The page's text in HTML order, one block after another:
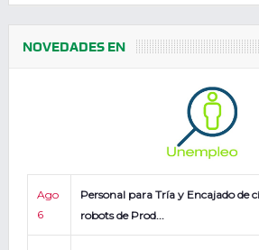
NOVEDADES EN
Ago
6
Personal para Tría y Encajado de
robots de Prod...